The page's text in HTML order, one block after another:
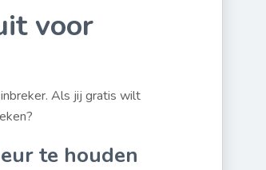
voor
Als jij gratis wilt
te houden